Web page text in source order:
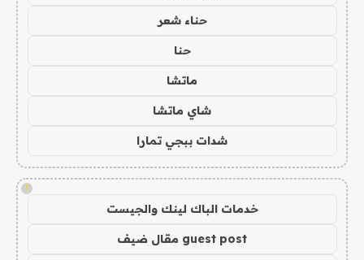
حناء شعر
حنا
ماتشا
شاي ماتشا
شدات ببجي تمارا
!
خدمات الباك لينك والجيست
guest post مقال ضيف